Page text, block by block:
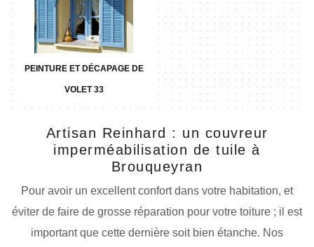
PEINTURE ET DÉCAPAGE DE
VOLET 33
Artisan Reinhard : un couvreur
imperméabilisation de tuile à
Brouqueyran
Pour avoir un excellent confort dans votre habitation, et
éviter de faire de grosse réparation pour votre toiture ; il est
important que cette dernière soit bien étanche. Nos